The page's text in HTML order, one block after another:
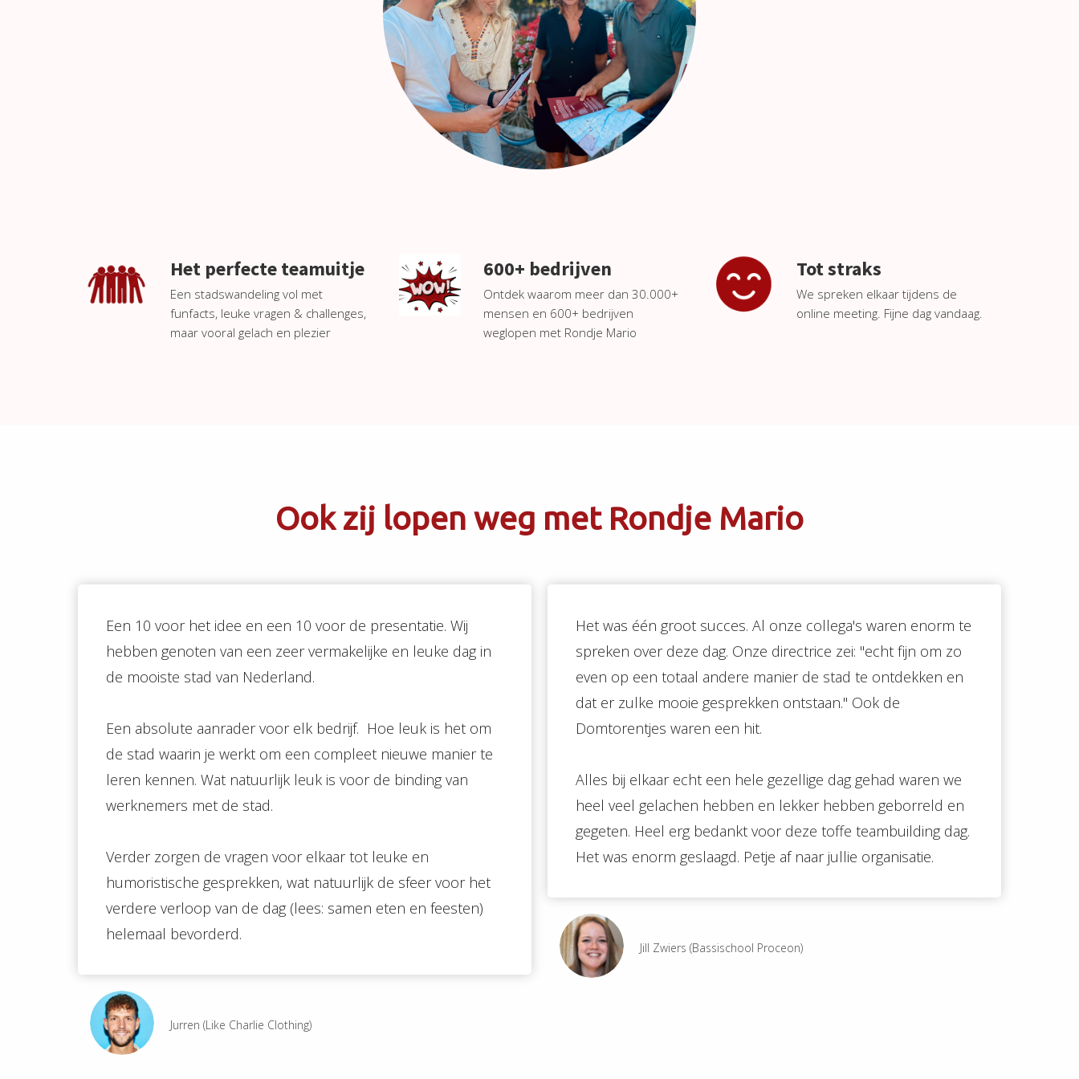
Het perfecte teamuitje
Een stadswandeling vol met
funfacts, leuke vragen & challenges,
maar vooral gelach en plezier
600+ bedrijven
Ontdek waarom meer dan 30.000+
mensen en 600+ bedrijven
weglopen met Rondje Mario
Tot straks
We spreken elkaar tijdens de
online meeting. Fijne dag vandaag.
Ook zij lopen weg met Rondje Mario
Een 10 voor het idee en een 10 voor de presentatie. Wij
hebben genoten van een zeer vermakelijke en leuke dag in
de mooiste stad van Nederland.
Een absolute aanrader voor elk bedrijf. Hoe leuk is het om
de stad waarin je werkt om een compleet nieuwe manier te
leren kennen. Wat natuurlijk leuk is voor de binding van
werknemers met de stad.
Verder zorgen de vragen voor elkaar tot leuke en
humoristische gesprekken, wat natuurlijk de sfeer voor het
verdere verloop van de dag (lees: samen eten en feesten)
helemaal bevorderd.
Jurren (Like Charlie Clothing)
Het was één groot succes. Al onze collega's waren enorm te
spreken over deze dag. Onze directrice zei: ''echt fijn om zo
even op een totaal andere manier de stad te ontdekken en
dat er zulke mooie gesprekken ontstaan.'' Ook de
Domtorentjes waren een hit.
Alles bij elkaar echt een hele gezellige dag gehad waren we
heel veel gelachen hebben en lekker hebben geborreld en
gegeten. Heel erg bedankt voor deze toffe teambuilding dag.
Het was enorm geslaagd. Petje af naar jullie organisatie.
Jill Zwiers (Bassischool Proceon)